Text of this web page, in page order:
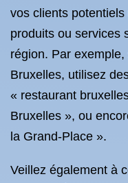
vos clients
produits ou services
région. Par
Bruxelles, utilisez
« restaurant
Bruxelles », ou
la Grand-Place ».
Veillez également à